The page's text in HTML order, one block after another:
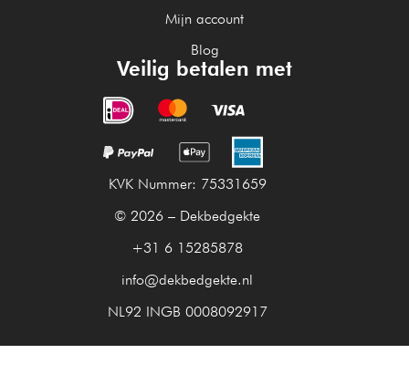
Mijn account
Blog
Veilig betalen met
KVK Nummer: 75331659
© 2026 – Dekbedgekte
+31 6 15285878
info@dekbedgekte.nl
NL92 INGB 0008092917